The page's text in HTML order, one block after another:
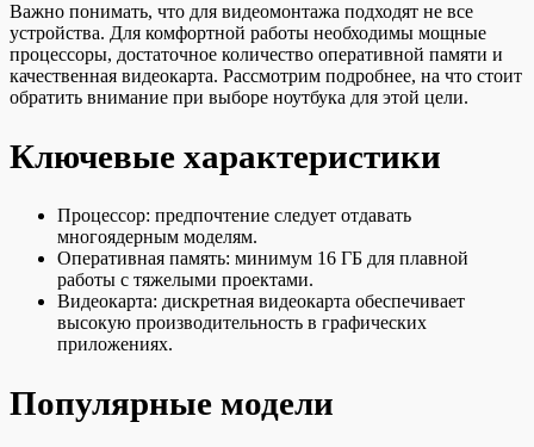
Важно понимать, что для видеомонтажа подходят не все
устройства. Для комфортной работы необходимы мощные
процессоры, достаточное количество оперативной памяти и
качественная видеокарта. Рассмотрим подробнее, на что стоит
обратить внимание при выборе ноутбука для этой цели.
Ключевые характеристики
Процессор: предпочтение следует отдавать
многоядерным моделям.
Оперативная память: минимум 16 ГБ для плавной
работы с тяжелыми проектами.
Видеокарта: дискретная видеокарта обеспечивает
высокую производительность в графических
приложениях.
Популярные модели